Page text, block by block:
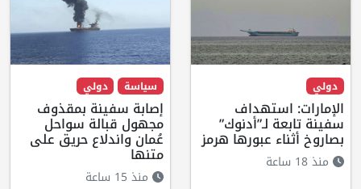
دولي
الإمارات: استهداف
سفينة تابعة لـ”أدنوك”
بصاروخ أثناء عبورها هرمز
منذ 18 ساعة
سياسة دولي
إصابة سفينة بمقذوف
مجهول قبالة سواحل
عُمان واندلاع حريق على
متنها
منذ 15 ساعة